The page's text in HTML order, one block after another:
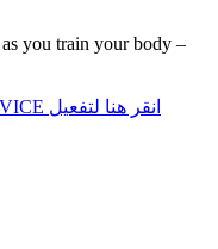
you train your body –
انقر هنا لتفعيل